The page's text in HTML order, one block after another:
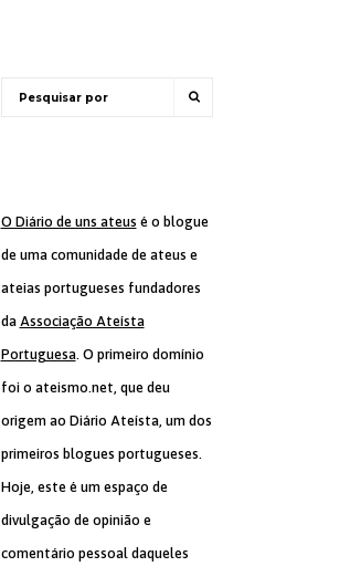
O Diário de uns ateus é o blogue
de uma comunidade de ateus e
ateias portugueses fundadores
da Associação Ateísta
Portuguesa. O primeiro domínio
foi o ateismo.net, que deu
origem ao Diário Ateísta, um dos
primeiros blogues portugueses.
Hoje, este é um espaço de
divulgação de opinião e
comentário pessoal daqueles